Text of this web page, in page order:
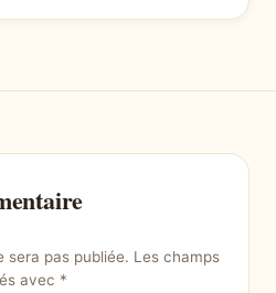
sera pas publiée. Les champs
avec *